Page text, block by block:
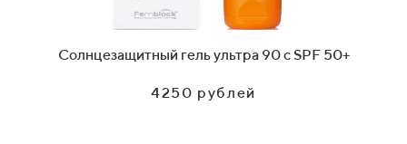
Солнцезащитный гель ультра 90 с SPF 50+
4250 рублей